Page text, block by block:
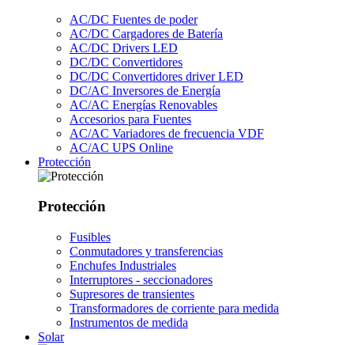
AC/DC Fuentes de poder
AC/DC Cargadores de Batería
AC/DC Drivers LED
DC/DC Convertidores
DC/DC Convertidores driver LED
DC/AC Inversores de Energía
AC/AC Energías Renovables
Accesorios para Fuentes
AC/AC Variadores de frecuencia VDF
AC/AC UPS Online
Protección
Protección
Fusibles
Conmutadores y transferencias
Enchufes Industriales
Interruptores - seccionadores
Supresores de transientes
Transformadores de corriente para medida
Instrumentos de medida
Solar